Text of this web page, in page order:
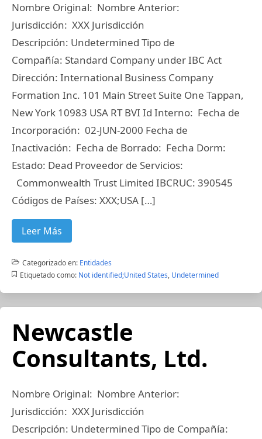
Nombre Original: Nombre Anterior:
Jurisdicción: XXX Jurisdicción
Descripción: Undetermined Tipo de
Compañía: Standard Company under IBC Act
Dirección: International Business Company
Formation Inc. 101 Main Street Suite One Tappan,
New York 10983 USA RT BVI Id Interno: Fecha de
Incorporación: 02-JUN-2000 Fecha de
Inactivación: Fecha de Borrado: Fecha Dorm:
Estado: Dead Proveedor de Servicios:
Commonwealth Trust Limited IBCRUC: 390545
Códigos de Países: XXX;USA […]
Leer Más
Categorizado en: Entidades
Etiquetado como: Not identified;United States, Undetermined
Newcastle
Consultants, Ltd.
Nombre Original: Nombre Anterior:
Jurisdicción: XXX Jurisdicción
Descripción: Undetermined Tipo de Compañía: